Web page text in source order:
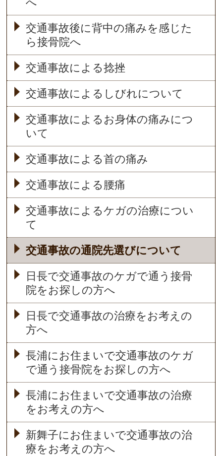
交通事故後に背中の痛みを感じた
ら接骨院へ
交通事故による捻挫
交通事故によるしびれについて
交通事故によるお身体の痛みにつ
いて
交通事故による首の痛み
交通事故による腰痛
交通事故によるケガの治療につい
て
交通事故の通院先選びについて
日長で交通事故のケガで通う接骨
院をお探しの方へ
日長で交通事故の治療をお考えの
方へ
長浦にお住まいで交通事故のケガ
で通う接骨院をお探しの方へ
長浦にお住まいで交通事故の治療
をお考えの方へ
新舞子にお住まいで交通事故の治
療をお考えの方へ